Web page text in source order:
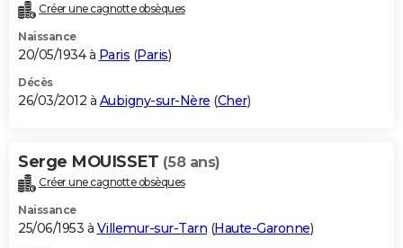
Créer une cagnotte obsèques
Naissance
20/05/1934 à Paris (Paris)
Décès
26/03/2012 à Aubigny-sur-Nère (Cher)
Serge MOUISSET (58 ans)
Créer une cagnotte obsèques
Naissance
25/06/1953 à Villemur-sur-Tarn (Haute-Garonne)